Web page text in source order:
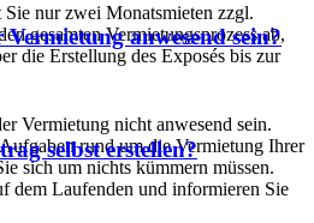
nur zwei Monatsmieten zzgl.
gesamten Vermietungsprozess ab,
die Erstellung des Exposés bis zur
anwesend sein?
Vermietung nicht anwesend sein.
rund um die Vermietung Ihrer
sich um nichts kümmern müssen.
dem Laufenden und informieren Sie
selbst erstellen?